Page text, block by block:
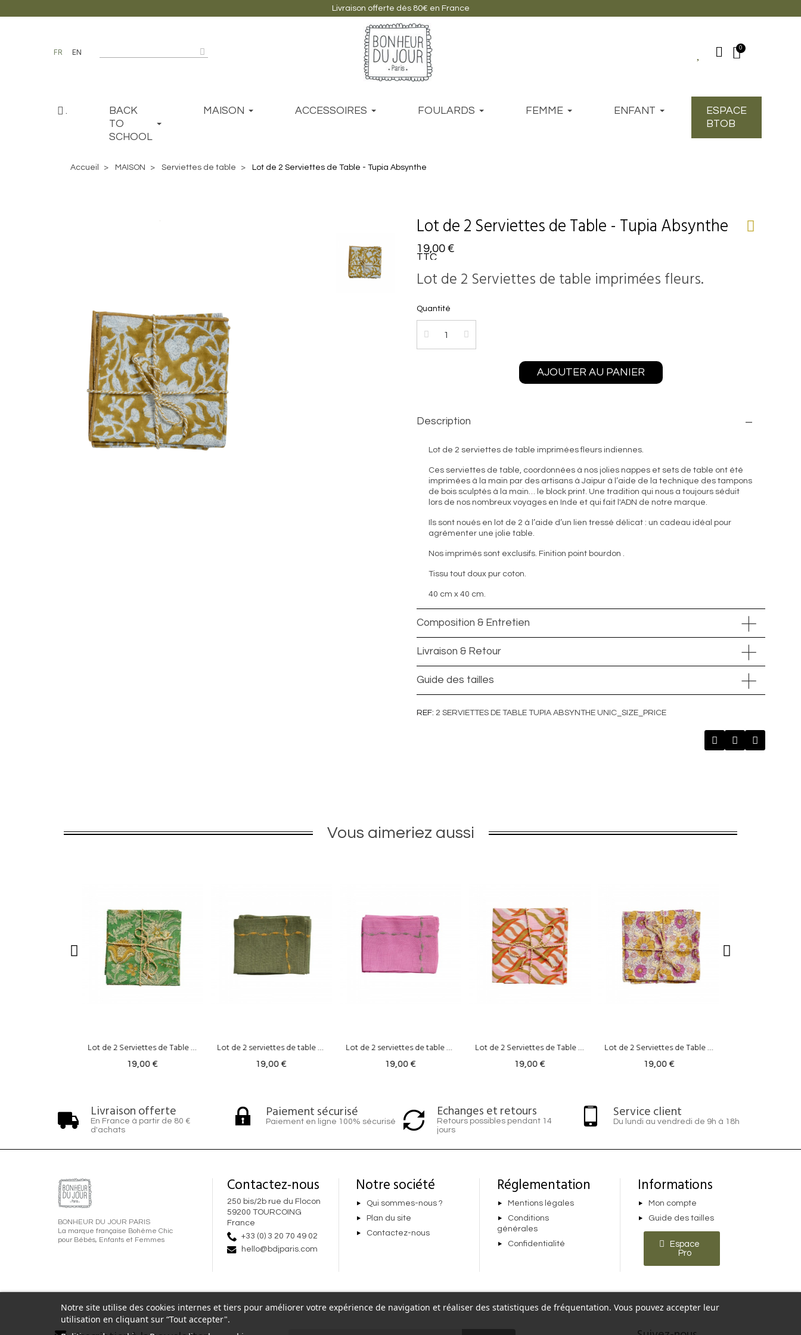
Livraison offerte dès 80€ en France
FR EN
.
BACK
TO
SCHOOL
MAISON ACCESSOIRES FOULARDS FEMME ENFANT
ESPACE
BTOB
Accueil MAISON Serviettes de table Lot de 2 Serviettes de Table - Tupia Absynthe
Lot de 2 Serviettes de Table - Tupia Absynthe
19,00 €
TTC
Lot de 2 Serviettes de table imprimées fleurs.
Quantité
AJOUTER AU PANIER
Description
Lot de 2 serviettes de table imprimées fleurs indiennes.
Ces serviettes de table, coordonnées à nos jolies nappes et sets de table ont été
imprimées à la main par des artisans à Jaipur à l’aide de la technique des tampons
de bois sculptés à la main… le block print. Une tradition qui nous a toujours séduit
lors de nos nombreux voyages en Inde et qui fait l'ADN de notre marque.
Ils sont noués en lot de 2 à l’aide d’un lien tressé délicat : un cadeau idéal pour
agrémenter une jolie table.
Nos imprimés sont exclusifs. Finition point bourdon .
Tissu tout doux pur coton.
40 cm x 40 cm.
Composition & Entretien
Livraison & Retour
Guide des tailles
REF 2 SERVIETTES DE TABLE TUPIA ABSYNTHE UNIC_SIZE_PRICE
Vous aimeriez aussi
Lot de 2 Serviettes de Table - Nerhu Vert Lot de 2 serviettes de table Meadow - Lin & Coton Sauge Lot de 2 serviettes de table Meadow - Lin & Coton Rose Lot de 2 Serviettes de Table - Riviera Rose Lot de 2 Serviettes de Table - Pravar Cassis
Livraison offerte
En France à partir de 80 €
d'achats
Paiement sécurisé
Paiement en ligne 100% sécurisé
Echanges et retours
Retours possibles pendant 14
jours
Service client
Du lundi au vendredi de 9h à 18h
BONHEUR DU JOUR PARIS
La marque française Bohème Chic
pour Bébés, Enfants et Femmes
Contactez-nous
250 bis/2b rue du Flocon
59200 TOURCOING
France
+33 (0) 3 20 70 49 02
hello@bdjparis.com
Notre société
Qui sommes-nous ?
Plan du site
Contactez-nous
Réglementation
Mentions légales
Conditions
générales
Confidentialité
Informations
Mon compte
Guide des tailles
Espace
Pro
Notre site utilise des cookies internes et tiers pour améliorer votre expérience de navigation et réaliser des statistiques de fréquentation. Vous pouvez accepter leur
utilisation en cliquant sur “Tout accepter".